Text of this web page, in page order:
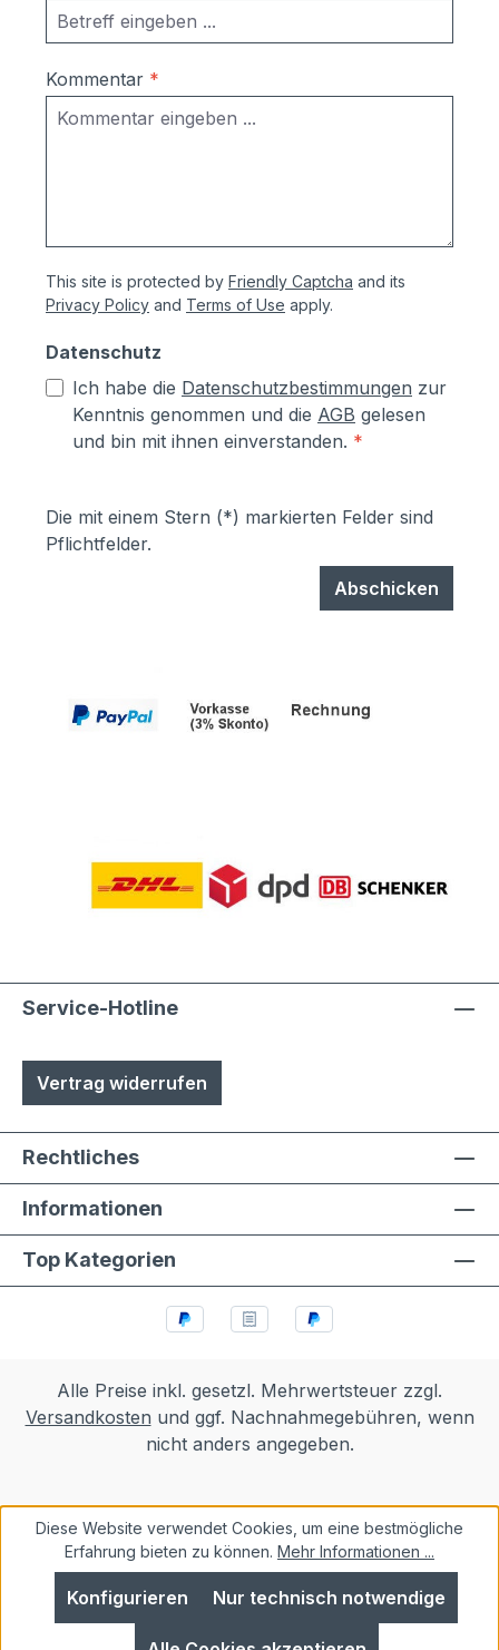
Kommentar *
This site is protected by Friendly Captcha and its
Privacy Policy and Terms of Use apply.
Datenschutz
Ich habe die Datenschutzbestimmungen zur
Kenntnis genommen und die AGB gelesen
und bin mit ihnen einverstanden. *
Die mit einem Stern (*) markierten Felder sind
Pflichtfelder.
Abschicken
Service-Hotline
Vertrag widerrufen
Rechtliches
Informationen
Top Kategorien
Alle Preise inkl. gesetzl. Mehrwertsteuer zzgl.
Versandkosten und ggf. Nachnahmegebühren, wenn
nicht anders angegeben.
Diese Website verwendet Cookies, um eine bestmögliche
Erfahrung bieten zu können. Mehr Informationen ...
Nur technisch notwendige
Konfigurieren